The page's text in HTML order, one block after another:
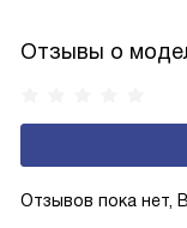
другими способами
или просто хотите
то модели с этим
Отзывы о
Отзывов пока нет,